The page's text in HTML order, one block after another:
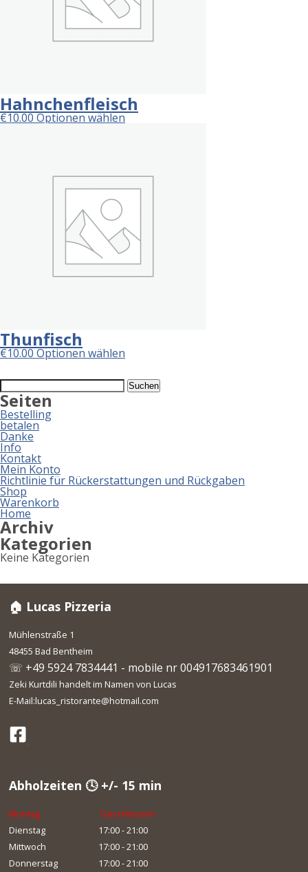
Hahnchenfleisch
€10.00Optionen wählen
Thunfisch
€10.00Optionen wählen
Suchen
nach:
Seiten
Bestelling
betalen
Danke
Info
Kontakt
Mein Konto
Richtlinie für Rückerstattungen und Rückgaben
Shop
Warenkorb
Home
Archiv
Kategorien
Keine Kategorien
🏠 Lucas Pizzeria
Mühlenstraße 1
48455 Bad Bentheim
☏ +49 5924 7834441 - mobile nr 004917683461901
Zeki Kurtdili handelt im Namen von Lucas
E-Mail:lucas_ristorante@hotmail.com
Abholzeiten 🕓 +/- 15 min
Montag
Geschlossen
Dienstag
17:00 - 21:00
Mittwoch
17:00 - 21:00
Donnerstag
17:00 - 21:00